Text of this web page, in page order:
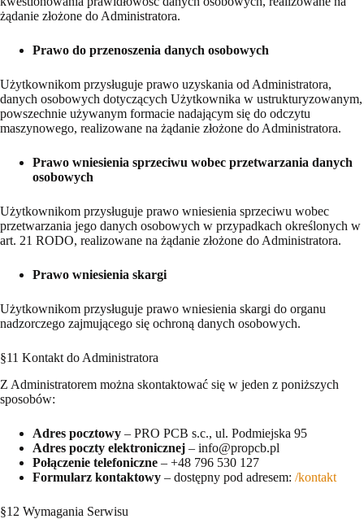
żądanie złożone do Administratora.
Prawo do przenoszenia danych osobowych
Użytkownikom przysługuje prawo uzyskania od Administratora,
danych osobowych dotyczących Użytkownika w ustrukturyzowanym,
powszechnie używanym formacie nadającym się do odczytu
maszynowego, realizowane na żądanie złożone do Administratora.
Prawo wniesienia sprzeciwu wobec przetwarzania danych
osobowych
Użytkownikom przysługuje prawo wniesienia sprzeciwu wobec
przetwarzania jego danych osobowych w przypadkach określonych w
art. 21 RODO, realizowane na żądanie złożone do Administratora.
Prawo wniesienia skargi
Użytkownikom przysługuje prawo wniesienia skargi do organu
nadzorczego zajmującego się ochroną danych osobowych.
§11 Kontakt do Administratora
Z Administratorem można skontaktować się w jeden z poniższych
sposobów:
Adres pocztowy – PRO PCB s.c., ul. Podmiejska 95
Adres poczty elektronicznej – info@propcb.pl
Połączenie telefoniczne – +48 796 530 127
Formularz kontaktowy – dostępny pod adresem: /kontakt
§12 Wymagania Serwisu